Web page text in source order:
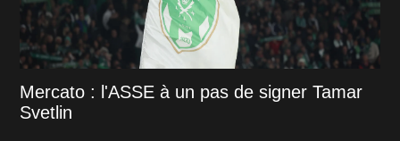
Mercato : l'ASSE à un pas de signer Tamar
Svetlin